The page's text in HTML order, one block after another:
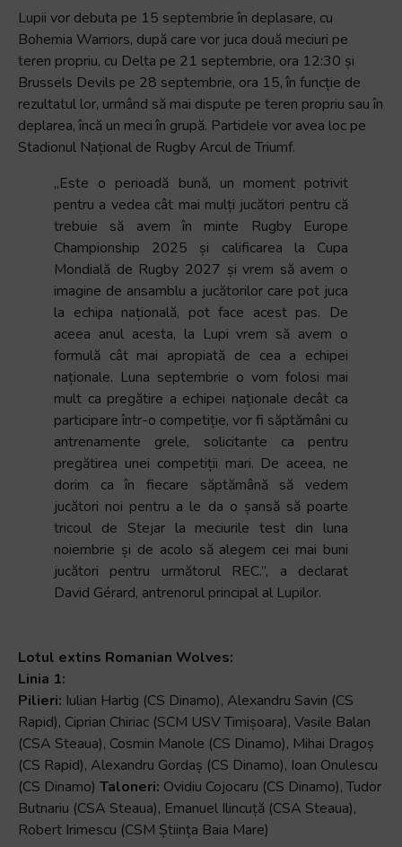
Lupii vor debuta pe 15 septembrie în deplasare, cu
Bohemia Warriors, după care vor juca două meciuri pe
teren propriu, cu Delta pe 21 septembrie, ora 12:30 și
Brussels Devils pe 28 septembrie, ora 15, în funcție de
rezultatul lor, urmând să mai dispute pe teren propriu sau în
deplarea, încă un meci în grupă. Partidele vor avea loc pe
Stadionul Național de Rugby Arcul de Triumf.
„Este o perioadă bună, un moment potrivit
pentru a vedea cât mai mulți jucători pentru că
trebuie să avem în minte Rugby Europe
Championship 2025 și calificarea la Cupa
Mondială de Rugby 2027 și vrem să avem o
imagine de ansamblu a jucătorilor care pot juca
la echipa națională, pot face acest pas. De
aceea anul acesta, la Lupi vrem să avem o
formulă cât mai apropiată de cea a echipei
naționale. Luna septembrie o vom folosi mai
mult ca pregătire a echipei naționale decât ca
participare într-o competiție, vor fi săptămâni cu
antrenamente grele, solicitante ca pentru
pregătirea unei competiții mari. De aceea, ne
dorim ca în fiecare săptămână să vedem
jucători noi pentru a le da o șansă să poarte
tricoul de Stejar la meciurile test din luna
noiembrie și de acolo să alegem cei mai buni
jucători pentru următorul REC.”, a declarat
David Gérard, antrenorul principal al Lupilor.
Lotul extins Romanian Wolves:
Linia 1:
Pilieri: Iulian Hartig (CS Dinamo), Alexandru Savin (CS
Rapid), Ciprian Chiriac (SCM USV Timișoara), Vasile Balan
(CSA Steaua), Cosmin Manole (CS Dinamo), Mihai Dragoș
(CS Rapid), Alexandru Gordaș (CS Dinamo), Ioan Onulescu
(CS Dinamo) Taloneri: Ovidiu Cojocaru (CS Dinamo), Tudor
Butnariu (CSA Steaua), Emanuel Ilincuță (CSA Steaua),
Robert Irimescu (CSM Știința Baia Mare)